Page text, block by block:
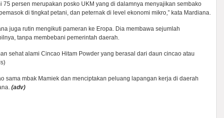
75 persen merupakan posko UKM yang di dalamnya menyajikan sembako
di tingkat petani, dan peternak di level ekonomi mikro,” kata Mardiana.
juga rutin mengikuti pameran ke Eropa. Dia membawa sejumlah
tanpa membebani pemerintah daerah.
sehat alami Cincao Hitam Powder yang berasal dari daun cincao atau
sama mbak Mamiek dan menciptakan peluang lapangan kerja di daerah
(adv)